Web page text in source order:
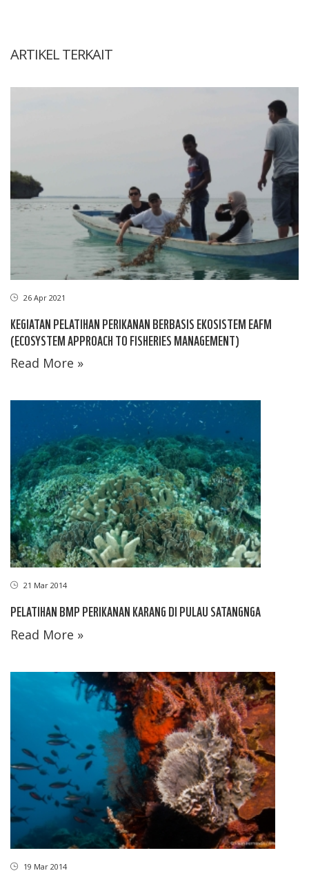
ARTIKEL TERKAIT
26 Apr 2021
KEGIATAN PELATIHAN PERIKANAN BERBASIS EKOSISTEM EAFM
(ECOSYSTEM APPROACH TO FISHERIES MANAGEMENT)
Read More »
21 Mar 2014
PELATIHAN BMP PERIKANAN KARANG DI PULAU SATANGNGA
Read More »
19 Mar 2014